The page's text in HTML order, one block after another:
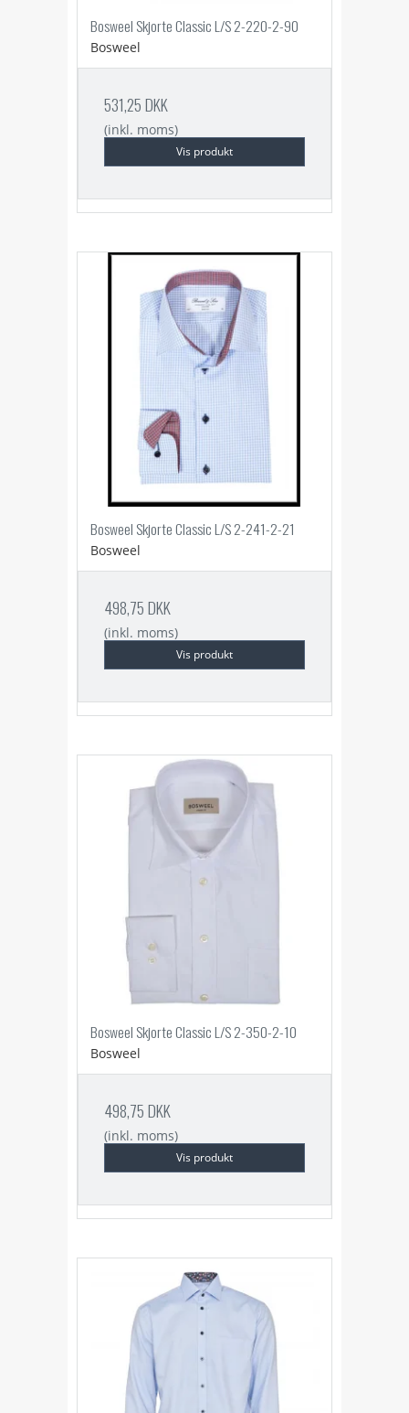
Bosweel Skjorte Classic L/S 2-220-2-90
Bosweel
531,25 DKK
(inkl. moms)
Vis produkt
Bosweel Skjorte Classic L/S 2-241-2-21
Bosweel
498,75 DKK
(inkl. moms)
Vis produkt
Bosweel Skjorte Classic L/S 2-350-2-10
Bosweel
498,75 DKK
(inkl. moms)
Vis produkt